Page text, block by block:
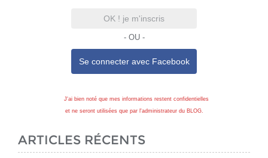
OK ! je m'inscris
- OU -
Se connecter avec Facebook
J'ai bien noté que mes informations restent confidentielles
et ne seront utilisées que par l'administrateur du BLOG.
ARTICLES RÉCENTS